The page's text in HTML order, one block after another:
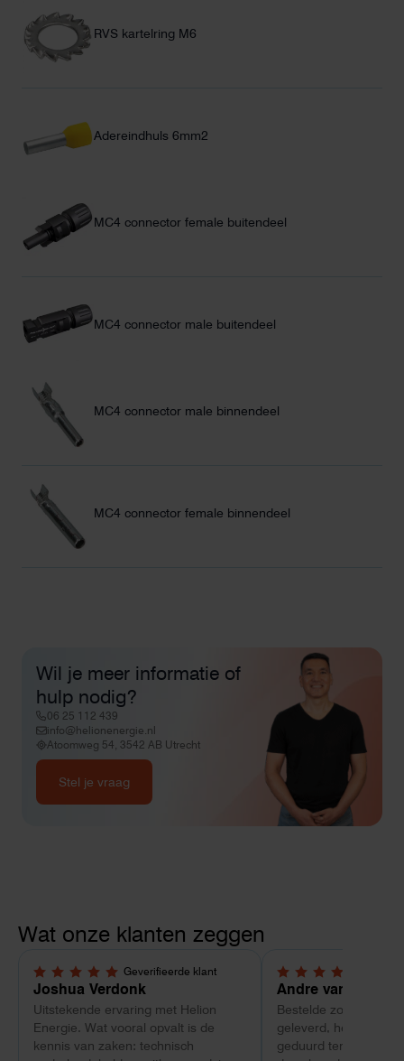
RVS kartelring M6
Adereindhuls 6mm2
MC4 connector female buitendeel
MC4 connector male buitendeel
MC4 connector male binnendeel
MC4 connector female binnendeel
Wil je meer informatie of
hulp nodig?
06 25 112 439
info@helionenergie.nl
Atoomweg 54, 3542 AB Utrecht
Stel je vraag
Wat onze klanten zeggen
Geverifieerde klant
5,0 van 5 sterren
Joshua Verdonk
Uitstekende ervaring met Helion
Energie. Wat vooral opvalt is de
kennis van zaken: technisch
4 van 5 sterren
Andre van
Bestelde
geleverd, heeft wel
geduurd terwijl bij